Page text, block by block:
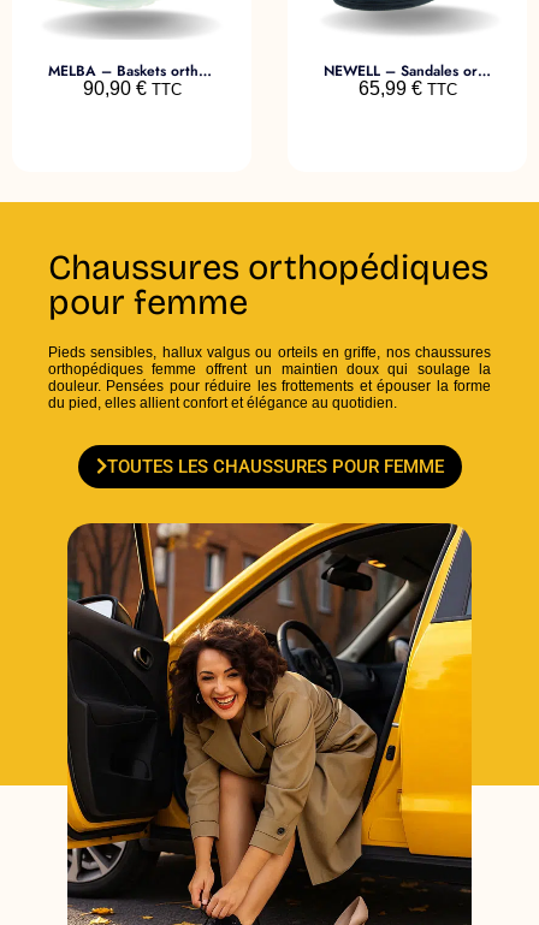
MELBA – Baskets orthopédiques femme
90,90 € TTC
NEWELL – Sandales orthopédiques femme pieds sensibles
65,99 € TTC
Chaussures orthopédiques
pour femme
Pieds sensibles, hallux valgus ou orteils en griffe, nos chaussures
orthopédiques femme offrent un maintien doux qui soulage la
douleur. Pensées pour réduire les frottements et épouser la forme
du pied, elles allient confort et élégance au quotidien.
TOUTES LES CHAUSSURES POUR FEMME